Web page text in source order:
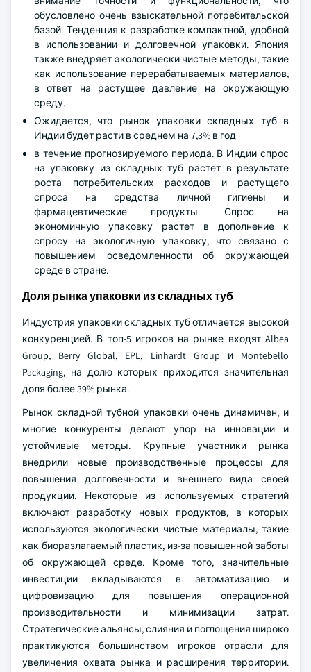
обусловлено очень взыскательной потребительской
базой. Тенденция к разработке компактной, удобной
в использовании и долговечной упаковки. Япония
также внедряет экологически чистые методы, такие
как использование перерабатываемых материалов,
в ответ на растущее давление на окружающую
среду.
Ожидается, что рынок упаковки складных туб в
Индии будет расти в среднем на 7,3% в год
в течение прогнозируемого периода. В Индии спрос
на упаковку из складных туб растет в результате
роста потребительских расходов и растущего
спроса на средства личной гигиены и
фармацевтические продукты. Спрос на
экономичную упаковку растет в дополнение к
спросу на экологичную упаковку, что связано с
повышением осведомленности об окружающей
среде в стране.
Доля рынка упаковки из складных туб
Индустрия упаковки складных туб отличается высокой
конкуренцией. В топ-5 игроков на рынке входят Albea
Group, Berry Global, EPL, Linhardt Group и Montebello
Packaging, на долю которых приходится значительная
доля более 39% рынка.
Рынок складной тубной упаковки очень динамичен, и
многие конкуренты делают упор на инновации и
устойчивые методы. Крупные участники рынка
внедрили новые производственные процессы для
повышения долговечности и внешнего вида своей
продукции. Некоторые из используемых стратегий
включают разработку новых продуктов, в которых
используются экологически чистые материалы, такие
как биоразлагаемый пластик, из-за повышенной заботы
об окружающей среде. Кроме того, значительные
инвестиции вкладываются в автоматизацию и
цифровизацию для повышения операционной
производительности и минимизации затрат.
Стратегические альянсы, слияния и поглощения широко
практикуются большинством игроков отрасли для
увеличения охвата рынка и расширения территории.